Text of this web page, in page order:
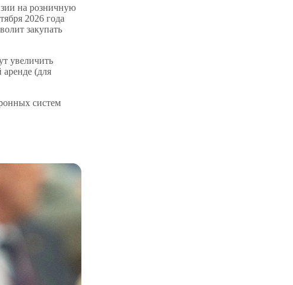
на розничную
2026 года
закупать
увеличить
(для
систем